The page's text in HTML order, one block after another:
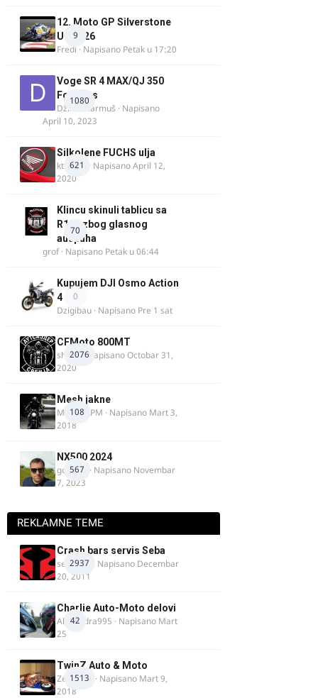
9
12. Moto GP Silverstone
UK 2026
Fredi · Napisano Petak u 17:20
1080
Voge SR 4 MAX/QJ 350
Fortress
Džim Džarmuš · Napisano
April 10, 2023
621
Silkolene FUCHS ulja
ktm600 · NapisanoApril 12,
2020
70
Klincu skinuli tablicu sa
R125 zbog glasnog
auspuha
grof· Napisano Petak u 06:44
0
Kupujem DJI Osmo Action
4
Dzigibau · Napisano Pre 1 sat
2076
CFMoto 800MT
shlem· NapisanoOctobar 31,
2020
108
Mesh jakne
MostarRPM · Napisano Mart 3,
2018
567
NX500 2024
godovic · Napisano Novembar
7, 2023
REKLAMNE TEME
2937
Crash bars servis Seba
seba011 · Napisano Decembar
20, 2011
42
Charlie Auto-Moto delovi
Alexandra995 · Napisano Mart
25
1513
TwinZ Auto & Moto
Zeljkamp · Napisano Mart 9,
2018